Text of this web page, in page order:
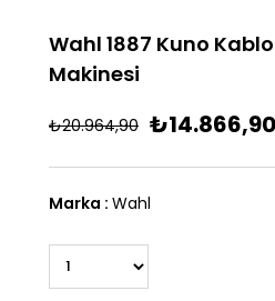
Wahl 1887 Kuno
Makinesi
₺20.964,90 ₺14.866,90
Marka : Wahl